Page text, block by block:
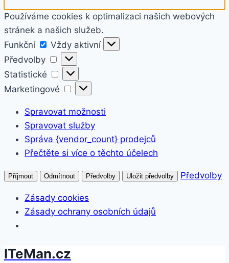
Používáme cookies k optimalizaci našich webových
stránek a našich služeb.
Funkční
Funkční
Vždy aktivní
Předvolby
Předvolby
Statistické
Statistické
Marketingové
Marketingové
Spravovat možnosti
Spravovat služby
Správa {vendor_count} prodejců
Přečtěte si více o těchto účelech
Příjmout Odmítnout Předvolby Uložit předvolby Předvolby
Zásady cookies
Zásady ochrany osobních údajů
Přeskočit
ITeMan.cz